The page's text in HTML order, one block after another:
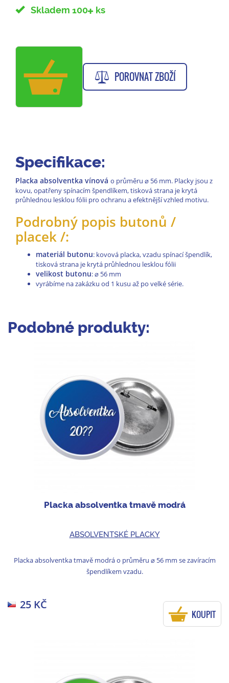
Skladem 100 ks
POROVNAT ZBOŽÍ
Specifikace:
Placka absolventka vínová o průměru ⌀ 56 mm. Placky jsou z
kovu, opatřeny spínacím špendlíkem, tisková strana je krytá
průhlednou lesklou fólii pro ochranu a efektnější vzhled motivu.
Podrobný popis butonů /
placek /:
materiál butonu: kovová placka, vzadu spínací špendlík,
tisková strana je krytá průhlednou lesklou fólii
velikost butonu:⌀ 56 mm
vyrábíme na zakázku od 1 kusu až po velké série.
Podobné produkty:
Placka absolventka tmavě modrá
ABSOLVENTSKÉ PLACKY
Placka absolventka tmavě modrá o průměru ⌀ 56 mm se zavíracím
špendlíkem vzadu.
25 KČ
KOUPIT